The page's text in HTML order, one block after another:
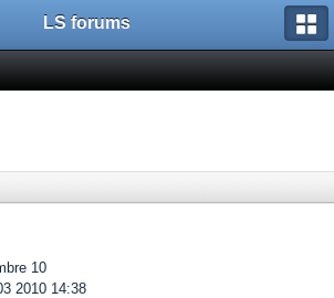
LS forums
10
2010 14:38